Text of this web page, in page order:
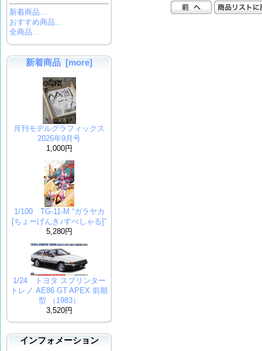
新着商品...
おすすめ商品...
全商品...
新着商品 [more]
月刊モデルグラフィックス
2026年9月号
1,000円
1/100 TG-11-M “ガラヤカ
[ちょーげんき♪すぺしゃる]”
5,280円
1/24 トヨタ スプリンター
トレノ AE86 GT APEX 前期
型 （1983）
3,520円
インフォメーション